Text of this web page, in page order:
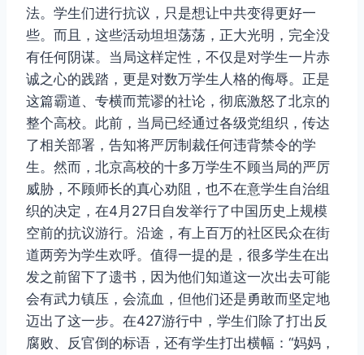
法。学生们进行抗议，只是想让中共变得更好一
些。而且，这些活动坦坦荡荡，正大光明，完全没
有任何阴谋。当局这样定性，不仅是对学生一片赤
诚之心的践踏，更是对数万学生人格的侮辱。正是
这篇霸道、专横而荒谬的社论，彻底激怒了北京的
整个高校。此前，当局已经通过各级党组织，传达
了相关部署，告知将严厉制裁任何违背禁令的学
生。然而，北京高校的十多万学生不顾当局的严厉
威胁，不顾师长的真心劝阻，也不在意学生自治组
织的决定，在4月27日自发举行了中国历史上规模
空前的抗议游行。沿途，有上百万的社区民众在街
道两旁为学生欢呼。值得一提的是，很多学生在出
发之前留下了遗书，因为他们知道这一次出去可能
会有武力镇压，会流血，但他们还是勇敢而坚定地
迈出了这一步。在427游行中，学生们除了打出反
腐败、反官倒的标语，还有学生打出横幅：“妈妈，